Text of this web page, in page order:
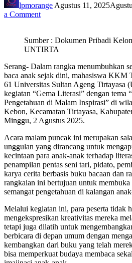
lpmorange Agustus 11, 2025
a Commenton
61
Universitas
Ageng
Tirtayasa
laksanakan
Program
Kerja
Apresiasi
Literasi
Desa
Sumber : Dokumen Pribadi
UNTIRTA
Serang- Dalam rangka menumbuhkan
baca anak sejak dini, mahasiswa KKM
61 Universitas Sultan Ageng Tirtayasa
kegiatan “Gema Literasi” dengan tema
Pengetahuan di Malam Inspirasi” di
Kebon, Kecamatan Tirtayasa,
Minggu, 2 Agustus 2025.
Acara malam puncak ini merupakan
unggulan yang dirancang untuk
kecintaan para anak-anak terhadap
penampilan pentas seni tari, pidato,
karya cerita berbasis buku bacaan dan
rangkaian ini bertujuan untuk
semangat pengetahuan di kalangan
Melalui kegiatan ini, para peserta tidak
mengekspresikan kreativitas mereka
tetapi juga dilatih untuk
berbicara di depan umum dengan
kembangkan dari buku yang telah
bisa memperkuat budaya membaca